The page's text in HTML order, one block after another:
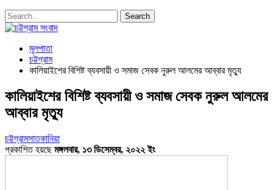
মূলপাতা
চট্টগ্রাম
কালিয়াইশের বিশিষ্ট ব্যবসায়ী ও সমাজ সেবক নুরুল আলমের আব্বার মৃত্যু
কালিয়াইশের বিশিষ্ট ব্যবসায়ী ও সমাজ সেবক নুরুল আলমের
আব্বার মৃত্যু
চট্টগ্রামসাতকানিয়া
প্রকাশিত হয়ছেমঙ্গলবার, ১৩ ডিসেম্বর, ২০২২ ইং